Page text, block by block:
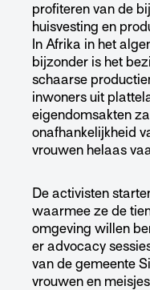
profiteren van de
huisvesting en
In Afrika in het
bijzonder is het
schaarse
inwoners uit
eigendomsakten
onafhankelijkheid
vrouwen helaas
De activisten
waarmee ze de
omgeving willen
er advocacy
van de gemeente
vrouwen en